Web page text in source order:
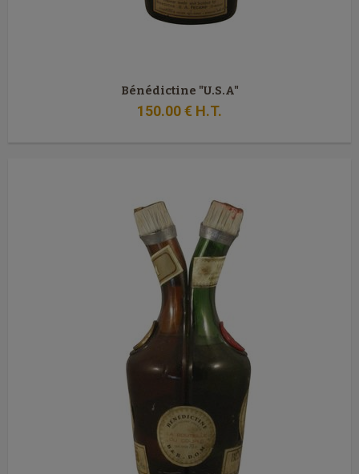
Bénédictine "U.S.A"
150.00€ H.T.